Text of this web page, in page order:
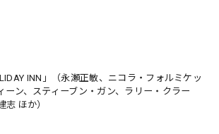
INN」（永瀬正敏、ニコラ・フォルミケッ
ーン、スティーブン・ガン、ラリー・クラー
志 ほか）